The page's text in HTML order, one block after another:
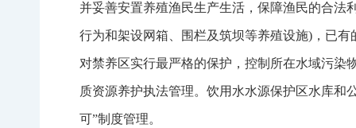
并妥善安置养殖渔民生产生活，保障渔民的合法
行为和架设网箱、围栏及筑坝等养殖设施)，已
对禁养区实行最严格的保护，控制所在水域污染
质资源养护执法管理。饮用水水源保护区水库和
可”制度管理。